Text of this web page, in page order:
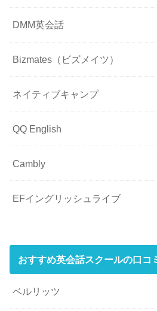
DMM英会話
Bizmates（ビズメイツ）
ネイティブキャンプ
QQ English
Cambly
EFイングリッシュライブ
おすすめ英会話スクールの口コ
ベルリッツ